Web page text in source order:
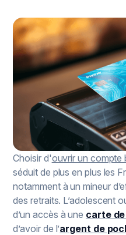
Choisir d'ouvrir un compte
séduit de plus en plus les
notamment à un mineur
des retraits. L’adolescent
d’un accès à une carte
d’avoir de l’argent de